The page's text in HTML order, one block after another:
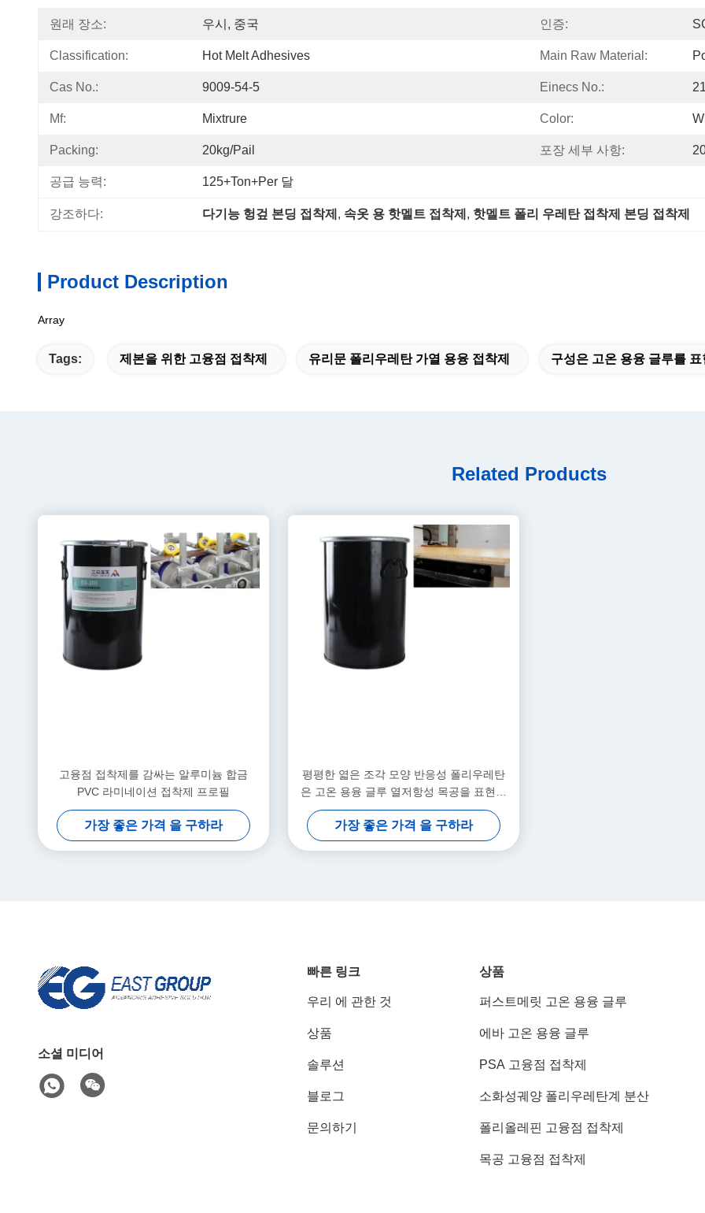
원래 장소: 우시, 중국 인증:
Classification: Hot Melt Adhesives Main Raw Material:
Cas No.: 9009-54-5 Einecs No.:
Mf: Mixtrure Color:
Packing: 20kg/pail 포장 세부 사항:
공급 능력: 125+Ton+per 달
강조하다: 다기능 헝겊 본딩 접착제 , 속옷 용 핫멜트 접착제 , 핫멜트 폴리 우레탄 접착제 본딩 접착제
Product Description
Array
Tags: 제본을 위한 고융점 접착제 유리문 폴리우레탄 가열 용융 접착제 구성은 고온 용융 글루를
Related Products
고융점 접착제를 감싸는 알루미늄 합금
PVC 라미네이션 접착제 프로필
가장 좋은 가격 을 구하라
평평한 엷은 조각 모양 반응성 폴리우레탄
은 고온 용융 글루 열저항성 목공을 표현합
니다
가장 좋은 가격 을 구하라
소셜 미디어
빠른 링크
우리 에 관한 것
상품
솔루션
블로그
문의하기
상품
퍼스트메릿 고온 용융 글루
에바 고온 용융 글루
PSA 고융점 접착제
소화성궤양 폴리우레탄계 분산
폴리올레핀 고융점 접착제
목공 고융점 접착제